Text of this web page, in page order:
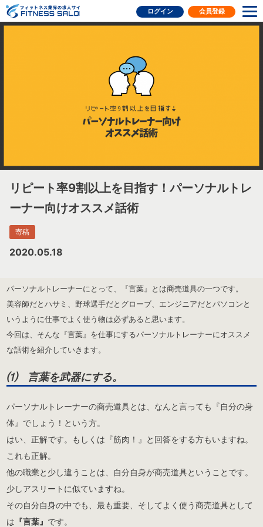
フィットネス業界の求人
ログイン 会員登録
リピート率9割以上を目指す！パーソナルトレ
ーナー向けオススメ話術
寄稿
2020.05.18
パーソナルトレーナーにとって、『言葉』とは商売道具の一つです。
美容師だとハサミ、野球選手だとグローブ、エンジニアだとパソコンと
いうように仕事でよく使う物は必ずあると思います。
今回は、そんな『言葉』を仕事にするパーソナルトレーナーにオススメ
な話術を紹介していきます。
⑴ 言葉を武器にする。
パーソナルトレーナーの商売道具とは、なんと言っても『自分の身
体』でしょう！という方。
はい、正解です。もしくは『筋肉！』と回答をする方もいますね。
これも正解。
他の職業と少し違うことは、自分自身が商売道具ということです。
少しアスリートに似ていますね。
その自分自身の中でも、最も重要、そしてよく使う商売道具として
は 『言葉』 です。